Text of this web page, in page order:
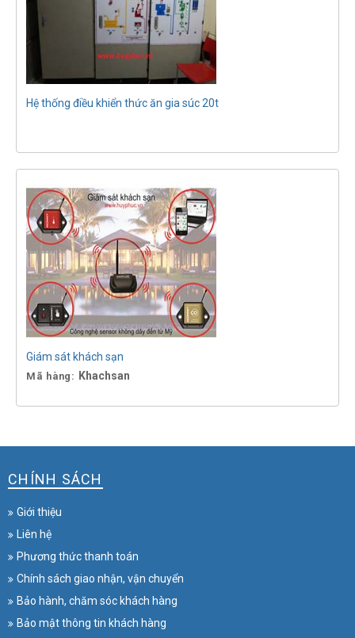
Hệ thống điều khiển thức ăn gia súc 20t
Giám sát khách sạn
Mã hàng: Khachsan
CHÍNH SÁCH
Giới thiệu
Liên hệ
Phương thức thanh toán
Chính sách giao nhận, vận chuyển
Bảo hành, chăm sóc khách hàng
Bảo mật thông tin khách hàng